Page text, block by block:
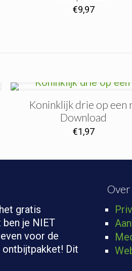
€9,97
Koninklijk drie op een
Download
€1,97
gratis
je NIET
voor de
ontbijtpakket! Dit